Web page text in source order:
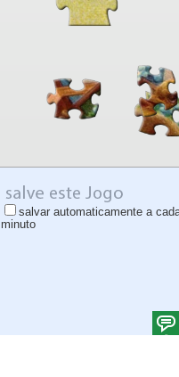
salvar automaticamente a
minuto